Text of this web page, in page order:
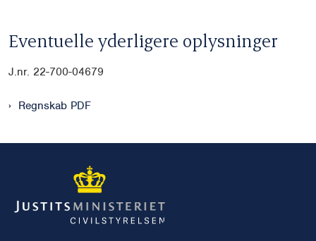
Eventuelle yderligere oplysninger
J.nr. 22-700-04679
Regnskab PDF